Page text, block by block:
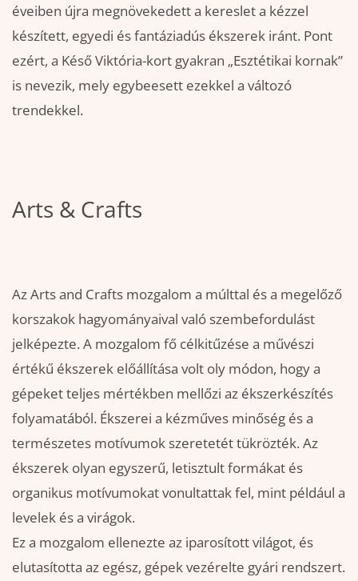
éveiben újra megnövekedett a kereslet a kézzel
készített, egyedi és fantáziadús ékszerek iránt. Pont
ezért, a Késő Viktória-kort gyakran „Esztétikai kornak”
is nevezik, mely egybeesett ezekkel a változó
trendekkel.
Arts & Crafts
Az Arts and Crafts mozgalom a múlttal és a megelőző
korszakok hagyományaival való szembefordulást
jelképezte. A mozgalom fő célkitűzése a művészi
értékű ékszerek előállítása volt oly módon, hogy a
gépeket teljes mértékben mellőzi az ékszerkészítés
folyamatából. Ékszerei a kézműves minőség és a
természetes motívumok szeretetét tükrözték. Az
ékszerek olyan egyszerű, letisztult formákat és
organikus motívumokat vonultattak fel, mint például a
levelek és a virágok.
Ez a mozgalom ellenezte az iparosított világot, és
elutasította az egész, gépek vezérelte gyári rendszert.